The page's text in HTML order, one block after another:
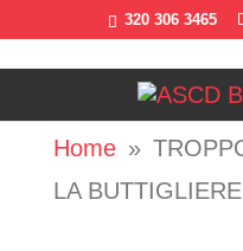
320 306 3465
Home»
LA